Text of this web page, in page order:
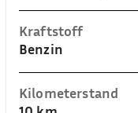
Kraftstoff
Benzin
Kilometerstand